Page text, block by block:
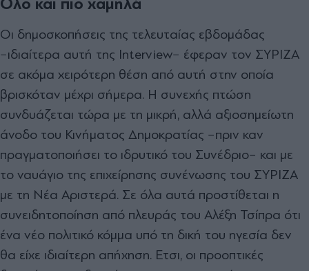
Οι δηµοσκοπήσεις της τελευταίας εβδοµάδας
−ιδιαίτερα αυτή της Interview− έφεραν τον ΣΥΡΙΖΑ
σε ακόµα χειρότερη θέση από αυτή στην οποία
βρισκόταν µέχρι σήµερα. Η συνεχής πτώση
συνδυάζεται τώρα µε τη µικρή, αλλά αξιοσηµείωτη
άνοδο του Κινήµατος ∆ηµοκρατίας −πριν καν
πραγµατοποιήσει το ιδρυτικό του Συνέδριο− και µε
το ναυάγιο της επιχείρησης συνένωσης του ΣΥΡΙΖΑ
µε τη Νέα Αριστερά. Σε όλα αυτά προστίθεται η
συνειδητοποίηση από πλευράς του Αλέξη Τσίπρα ότι
ένα νέο πολιτικό κόµµα υπό τη δική του ηγεσία δεν
θα είχε ιδιαίτερη απήχηση. Ετσι, οι προοπτικές